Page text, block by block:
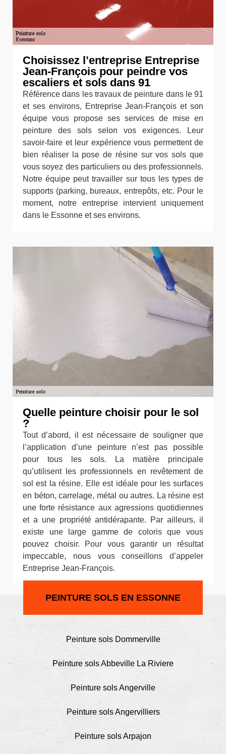
Choisissez l’entreprise Entreprise
Jean-François pour peindre vos
escaliers et sols dans 91
Référence dans les travaux de peinture dans le 91
et ses environs, Entreprise Jean-François et son
équipe vous propose ses services de mise en
peinture des sols selon vos exigences. Leur
savoir-faire et leur expérience vous permettent de
bien réaliser la pose de résine sur vos sols que
vous soyez des particuliers ou des professionnels.
Notre équipe peut travailler sur tous les types de
supports (parking, bureaux, entrepôts, etc. Pour le
moment, notre entreprise intervient uniquement
dans le Essonne et ses environs.
Quelle peinture choisir pour le sol
?
Tout d’abord, il est nécessaire de souligner que
l’application d’une peinture n’est pas possible
pour tous les sols. La matière principale
qu’utilisent les professionnels en revêtement de
sol est la résine. Elle est idéale pour les surfaces
en béton, carrelage, métal ou autres. La résine est
une forte résistance aux agressions quotidiennes
et a une propriété antidérapante. Par ailleurs, il
existe une large gamme de coloris que vous
pouvez choisir. Pour vous garantir un résultat
impeccable, nous vous conseillons d’appeler
Entreprise Jean-François.
PEINTURE SOLS EN ESSONNE
Peinture sols Dommerville
Peinture sols Abbeville La Riviere
Peinture sols Angerville
Peinture sols Angervilliers
Peinture sols Arpajon